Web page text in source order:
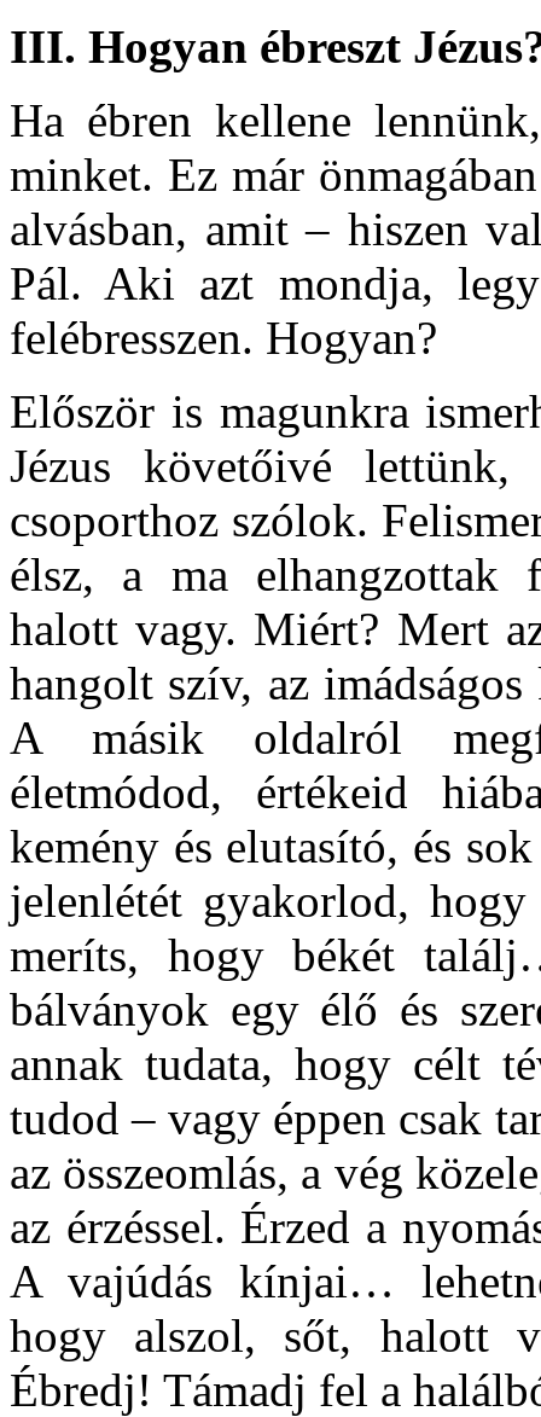
III. Hogyan ébreszt
Ha ébren kellene
minket. Ez már
alvásban, amit – hiszen
Pál. Aki azt mondja,
felébresszen. Hogyan?
Először is magunkra
Jézus követőivé
csoporthoz szólok.
élsz, a ma elhangzottak
halott vagy. Miért? Mert
hangolt szív, az
A másik oldalról
életmódod, értékeid
kemény és elutasító, és
jelenlétét gyakorlod,
meríts, hogy békét
bálványok egy élő és
annak tudata, hogy célt
tudod – vagy éppen csak
az összeomlás, a vég
az érzéssel. Érzed a
A vajúdás kínjai…
hogy alszol, sőt, halott
Ébredj! Támadj fel a